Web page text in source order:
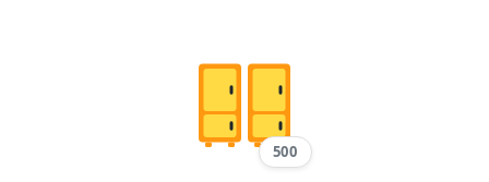
500